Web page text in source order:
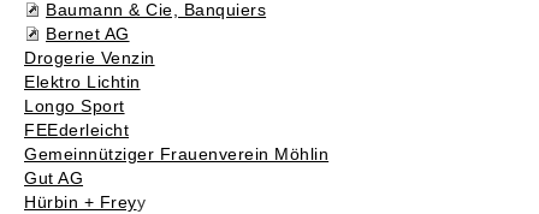
Baumann & Cie, Banquiers
Bernet AG
Drogerie Venzin
Elektro Lichtin
Longo Sport
FEEderleicht
Gemeinnütziger Frauenverein Möhlin
Gut AG
Hürbin + Freyy